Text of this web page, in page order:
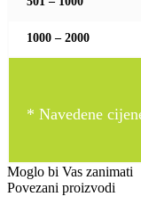
1000 – 2000
* Navedene
Moglo bi Vas zanimati
Povezani proizvodi